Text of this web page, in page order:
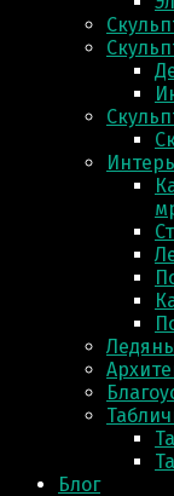
Блог